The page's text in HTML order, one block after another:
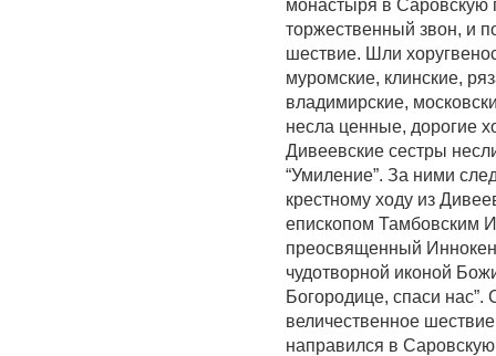
монастыря в Саровскую
торжественный звон, и
шествие. Шли
муромские, клинские,
владимирские,
несла ценные, дорогие
Дивеевские сестры
“Умиление”. За ними
крестному ходу из
епископом Тамбовским
преосвященный
чудотворной иконой
Богородице, спаси
величественное
направился в